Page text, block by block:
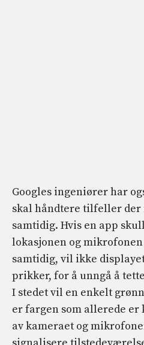
Googles ingeniører har
skal håndtere tilfeller der
samtidig. Hvis en app
lokasjonen og
samtidig, vil ikke
prikker, for å unngå å
I stedet vil en enkelt
er fargen som allerede
av kameraet og